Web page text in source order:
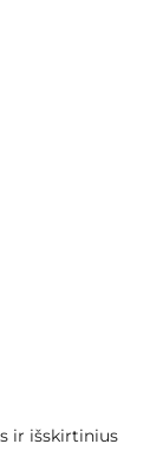
ir išskirtinius